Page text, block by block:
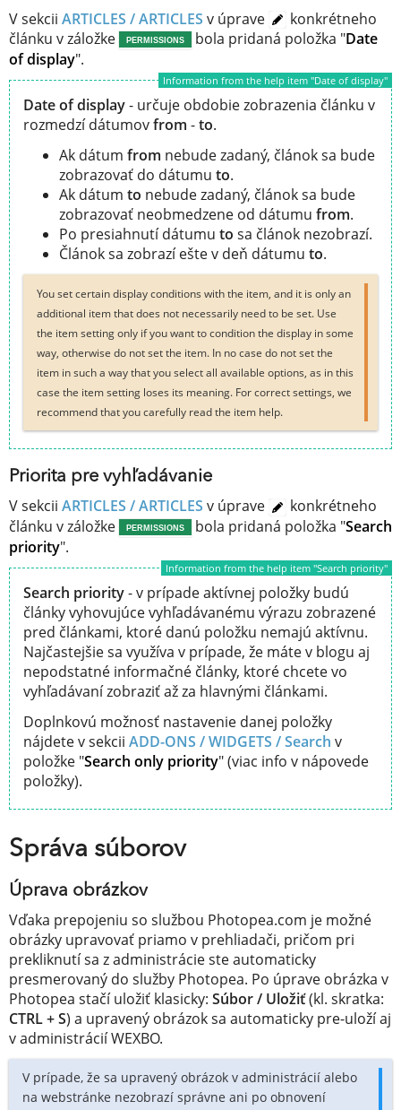
V sekcii ARTICLES / ARTICLES v úprave
konkrétneho
článku v záložke
PERMISSIONS bola pridaná položka "Date
of display".
Information from the help item "Date of display"
Date of display- určuje obdobie zobrazenia článku v
rozmedzí dátumovfrom -to.
Ak dátum from nebude zadaný, článok sa bude
zobrazovať do dátumu to.
Ak dátum to nebude zadaný, článok sa bude
zobrazovať neobmedzene od dátumu from.
Po presiahnutí dátumu to sa článok nezobrazí.
Článok sa zobrazí ešte v deň dátumu to.
You set certain display conditions with the item, and it is only an
additional item that does not necessarily need to be set. Use
the item setting only if you want to condition the display in some
way, otherwise do not set the item. In no case do not set the
item in such a way that you select all available options, as in this
case the item setting loses its meaning. For correct settings, we
recommend that you carefully read the item help.
Priorita pre vyhľadávanie
V sekcii ARTICLES / ARTICLES v úprave
konkrétneho
článku v záložke
PERMISSIONS bola pridaná položka "Search
priority".
Information from the help item "Search priority"
Search priority- v prípade aktívnej položky budú
články vyhovujúce vyhľadávanému výrazu zobrazené
pred článkami, ktoré danú položku nemajú aktívnu.
Najčastejšie sa využíva v prípade, že máte v blogu aj
nepodstatné informačné články, ktoré chcete vo
vyhľadávaní zobraziť až za hlavnými článkami.
Doplnkovú možnosť nastavenie danej položky
nájdete v sekcii ADD-ONS / WIDGETS /Search v
položke "Search only priority" (viac info v nápovede
položky).
Správa súborov
Úprava obrázkov
Vďaka prepojeniu so službou Photopea.com je možné
obrázky upravovať priamo v prehliadači, pričom pri
prekliknutí sa z administrácie ste automaticky
presmerovaný do služby Photopea. Po úprave obrázka v
Photopea stačí uložiť klasicky: Súbor / Uložiť(kl. skratka:
CTRL + S) a upravený obrázok sa automaticky pre-uloží aj
v administrácií WEXBO.
V prípade, že sa upravený obrázok v administrácií alebo
na webstránke nezobrazí správne ani po obnovení